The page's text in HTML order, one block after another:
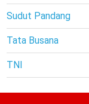
Sudut Pandang
Tata Busana
TNI